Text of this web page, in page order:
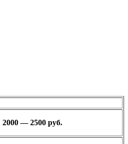
2000 — 2500 руб.